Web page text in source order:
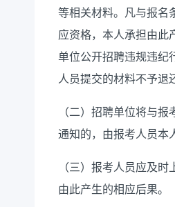
等相关材料。凡与报名
应资格，本人承担由此
单位公开招聘违规违纪
人员提交的材料不予退
（二） 招聘单位将与报
通知的，由报考人员本
（三） 报考人员应及时
由此产生的相应后果。